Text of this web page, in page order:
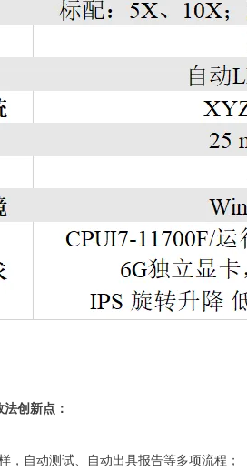
法创新点：
，自动测试、自动出具报告等多项流程；